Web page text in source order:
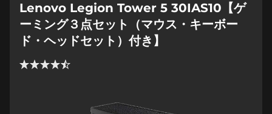
Lenovo Legion Tower 5 30IAS10【ゲ
ーミング３点セット（マウス・キーボー
ド・ヘッドセット）付き】